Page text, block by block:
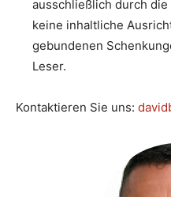
ausschließlich durch
keine inhaltliche
gebundenen
Leser.
Kontaktieren Sie uns: